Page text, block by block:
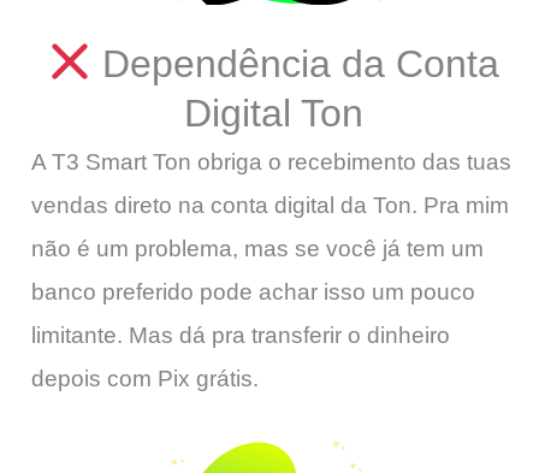
Dependência da Conta
Digital Ton
A T3 Smart Ton obriga o recebimento das tuas
vendas direto na conta digital da Ton. Pra mim
não é um problema, mas se você já tem um
banco preferido pode achar isso um pouco
limitante. Mas dá pra transferir o dinheiro
depois com Pix grátis.